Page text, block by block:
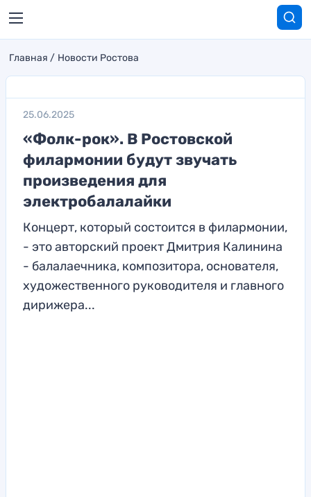
Главная Новости Ростова
25.06.2025
«Фолк-рок». В Ростовской
филармонии будут звучать
произведения для
электробалалайки
Концерт, который состоится в филармонии,
- это авторский проект Дмитрия Калинина
- балалаечника, композитора, основателя,
художественного руководителя и главного
дирижера...